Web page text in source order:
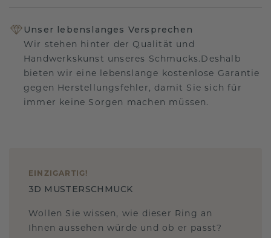
Unser lebenslanges Versprechen
Wir stehen hinter der Qualität und
Handwerkskunst unseres Schmucks.Deshalb
bieten wir eine lebenslange kostenlose Garantie
gegen Herstellungsfehler, damit Sie sich für
immer keine Sorgen machen müssen.
EINZIGARTIG !
3D MUSTERSCHMUCK
Wollen Sie wissen, wie dieser Ring an
Ihnen aussehen würde und ob er passt?